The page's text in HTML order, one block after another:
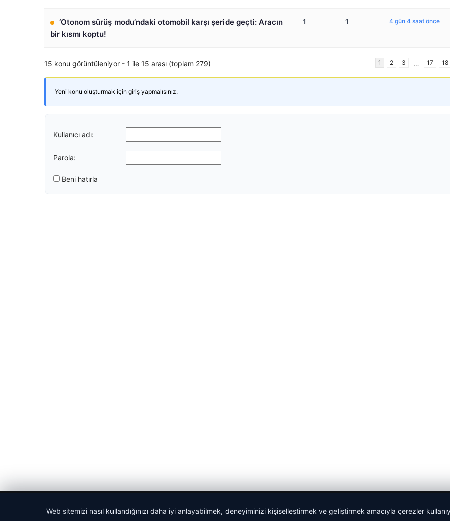
‘Otonom sürüş modu’ndaki otomobil karşı şeride geçti: Aracın
bir kısmı koptu!
1 1 4 gün 4 saat önce
15 konu görüntüleniyor - 1 ile 15 arası (toplam 279) 1 2 3 … 17 18
Yeni konu oluşturmak için giriş yapmalısınız.
Kullanıcı adı:
Parola:
Beni hatırla
Web sitemizi nasıl kullandığınızı daha iyi anlayabilmek, deneyiminizi kişiselleştirmek ve geliştirmek amacıyla çerezler